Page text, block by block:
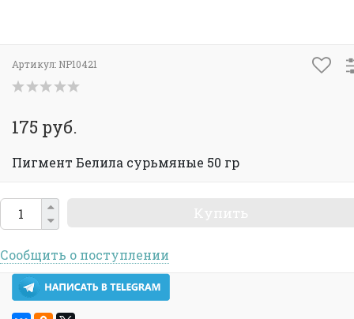
Артикул: NP10421
175 руб.
Пигмент Белила сурьмяные 50 гр
Сообщить о поступлении